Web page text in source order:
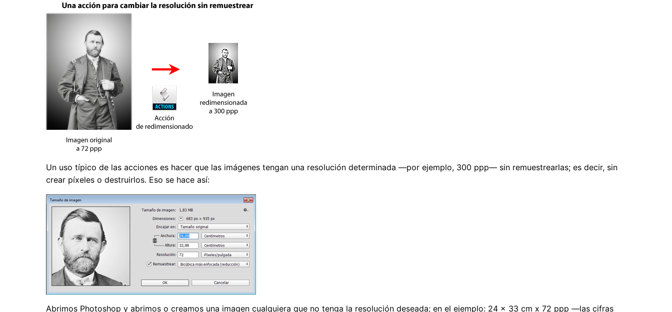
Un uso típico de las acciones es hacer que las imágenes tengan una resolución determinada —por ejemplo, 300 ppp— sin remuestrearlas; es decir, sin
crear píxeles o destruirlos. Eso se hace así:
Abrimos Photoshop y abrimos o creamos una imagen cualquiera que no tenga la resolución deseada; en el ejemplo: 24 × 33 cm x 72 ppp —las cifras